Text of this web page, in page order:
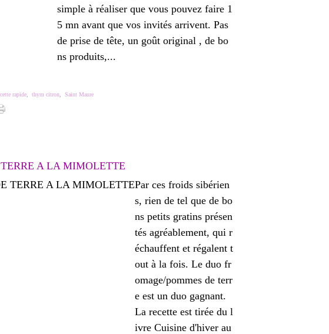
simple à réaliser que vous pouvez faire 1
5 mn avant que vos invités arrivent. Pas
de prise de tête, un goût original , de bo
ns produits,...
rapide thym citron Saint Maure
A LA MIMOLETTE
Par ces froids sibérien
s, rien de tel que de bo
ns petits gratins présen
tés agréablement, qui r
échauffent et régalent t
out à la fois. Le duo fr
omage/pommes de terr
e est un duo gagnant.
La recette est tirée du l
ivre Cuisine d'hiver au